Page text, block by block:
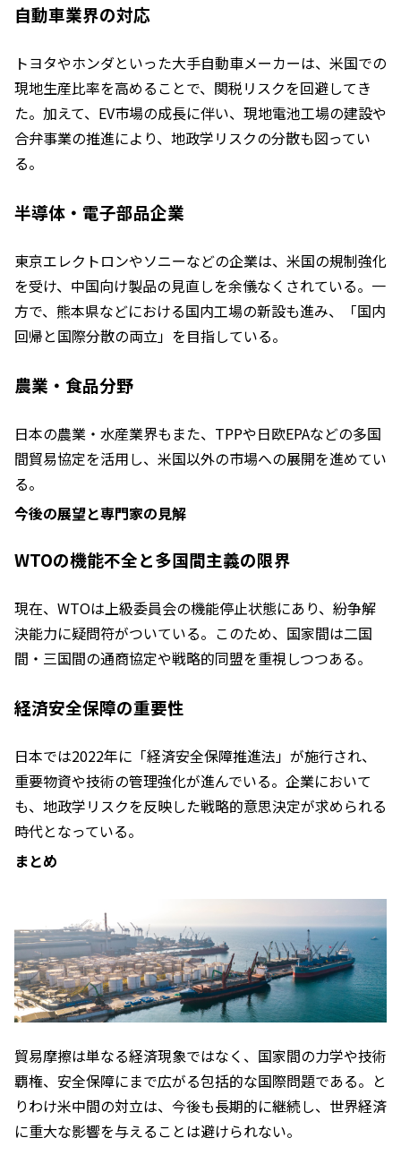
自動車業界の対応
トヨタやホンダといった大手自動車メーカーは、米国での
現地生産比率を高めることで、関税リスクを回避してき
た。加えて、EV市場の成長に伴い、現地電池工場の建設や
合弁事業の推進により、地政学リスクの分散も図ってい
る。
半導体・電子部品企業
東京エレクトロンやソニーなどの企業は、米国の規制強化
を受け、中国向け製品の見直しを余儀なくされている。一
方で、熊本県などにおける国内工場の新設も進み、「国内
回帰と国際分散の両立」を目指している。
農業・食品分野
日本の農業・水産業界もまた、TPPや日欧EPAなどの多国
間貿易協定を活用し、米国以外の市場への展開を進めてい
る。
今後の展望と専門家の見解
WTOの機能不全と多国間主義の限界
現在、WTOは上級委員会の機能停止状態にあり、紛争解
決能力に疑問符がついている。このため、国家間は二国
間・三国間の通商協定や戦略的同盟を重視しつつある。
経済安全保障の重要性
日本では2022年に「経済安全保障推進法」が施行され、
重要物資や技術の管理強化が進んでいる。企業において
も、地政学リスクを反映した戦略的意思決定が求められる
時代となっている。
まとめ
貿易摩擦は単なる経済現象ではなく、国家間の力学や技術
覇権、安全保障にまで広がる包括的な国際問題である。と
りわけ米中間の対立は、今後も長期的に継続し、世界経済
に重大な影響を与えることは避けられない。